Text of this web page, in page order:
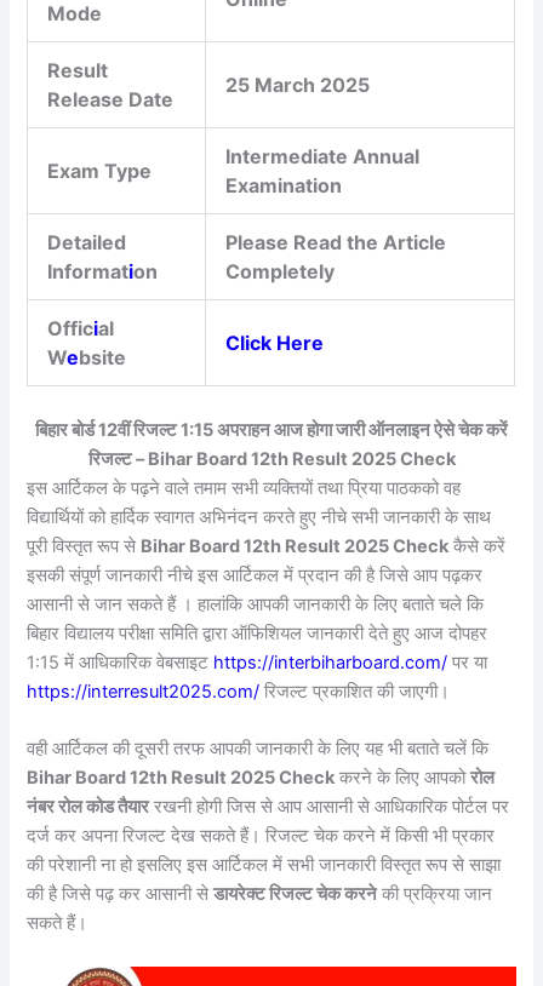
Mode
Result
Release Date
25 March 2025
Exam Type
Intermediate Annual
Examination
Detailed
Information
Please Read the Article
Completely
Official
Website
Click Here
बिहार बोर्ड 12वीं रिजल्ट 1:15 अपराहन आज होगा जारी ऑनलाइन ऐसे चेक करें
रिजल्ट – Bihar Board 12th Result 2025 Check
इस आर्टिकल के पढ़ने वाले तमाम सभी व्यक्तियों तथा प्रिया पाठकको वह
विद्यार्थियों को हार्दिक स्वागत अभिनंदन करते हुए नीचे सभी जानकारी के साथ
पूरी विस्तृत रूप से Bihar Board 12th Result 2025 Check कैसे करें
इसकी संपूर्ण जानकारी नीचे इस आर्टिकल में प्रदान की है जिसे आप पढ़कर
आसानी से जान सकते हैं । हालांकि आपकी जानकारी के लिए बताते चले कि
बिहार विद्यालय परीक्षा समिति द्वारा ऑफिशियल जानकारी देते हुए आज दोपहर
1:15 में आधिकारिक वेबसाइट https://interbiharboard.com/ पर या
https://interresult2025.com/ रिजल्ट प्रकाशित की जाएगी।
वही आर्टिकल की दूसरी तरफ आपकी जानकारी के लिए यह भी बताते चलें कि
Bihar Board 12th Result 2025 Check करने के लिए आपकोरोल
नंबर रोल कोड तैयाररखनी होगी जिस से आप आसानी से आधिकारिक पोर्टल पर
दर्ज कर अपना रिजल्ट देख सकते हैं। रिजल्ट चेक करने में किसी भी प्रकार
की परेशानी ना हो इसलिए इस आर्टिकल में सभी जानकारी विस्तृत रूप से साझा
की है जिसे पढ़ कर आसानी सेडायरेक्ट रिजल्ट चेक करनेकी प्रक्रिया जान
सकते हैं।